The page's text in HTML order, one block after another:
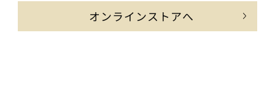
オンラインストアへ